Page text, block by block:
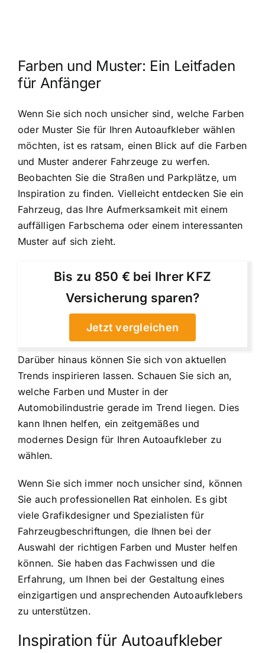
Farben und Muster: Ein Leitfaden
für Anfänger
Wenn Sie sich noch unsicher sind, welche Farben
oder Muster Sie für Ihren Autoaufkleber wählen
möchten, ist es ratsam, einen Blick auf die Farben
und Muster anderer Fahrzeuge zu werfen.
Beobachten Sie die Straßen und Parkplätze, um
Inspiration zu finden. Vielleicht entdecken Sie ein
Fahrzeug, das Ihre Aufmerksamkeit mit einem
auffälligen Farbschema oder einem interessanten
Muster auf sich zieht.
Bis zu 850 € bei Ihrer KFZ
Versicherung sparen?
Jetzt vergleichen
Darüber hinaus können Sie sich von aktuellen
Trends inspirieren lassen. Schauen Sie sich an,
welche Farben und Muster in der
Automobilindustrie gerade im Trend liegen. Dies
kann Ihnen helfen, ein zeitgemäßes und
modernes Design für Ihren Autoaufkleber zu
wählen.
Wenn Sie sich immer noch unsicher sind, können
Sie auch professionellen Rat einholen. Es gibt
viele Grafikdesigner und Spezialisten für
Fahrzeugbeschriftungen, die Ihnen bei der
Auswahl der richtigen Farben und Muster helfen
können. Sie haben das Fachwissen und die
Erfahrung, um Ihnen bei der Gestaltung eines
einzigartigen und ansprechenden Autoaufklebers
zu unterstützen.
Inspiration für Autoaufkleber